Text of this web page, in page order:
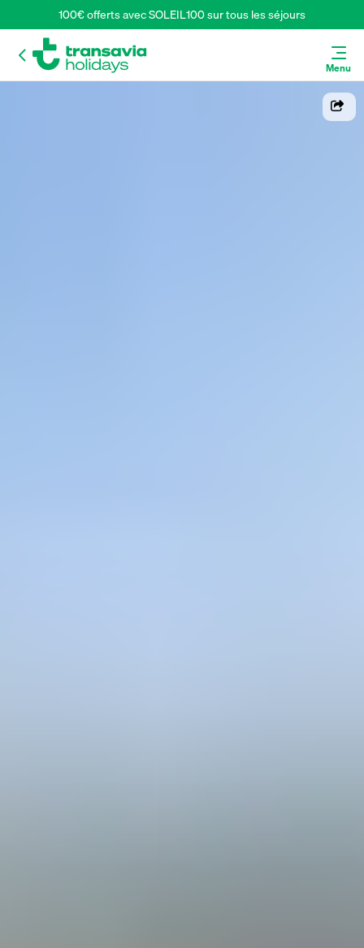
100€ offerts avec SOLEIL100 sur tous les séjours
Menu